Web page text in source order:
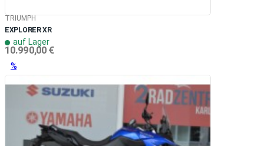
TRIUMPH
EXPLORER XR
auf Lager
10.990,00 €
%